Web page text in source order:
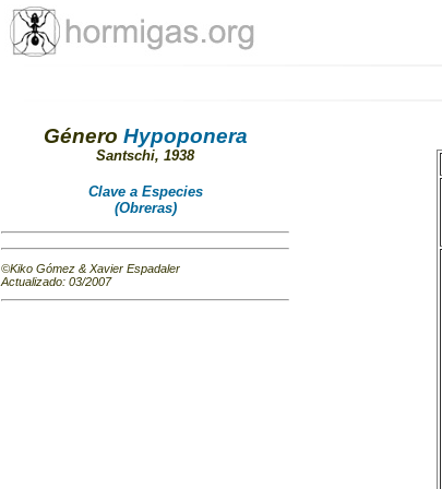
Género Hypoponera
Santschi, 1938
Clave a Especies
(Obreras)
©Kiko Gómez & Xavier Espadaler
Actualizado: 03/2007